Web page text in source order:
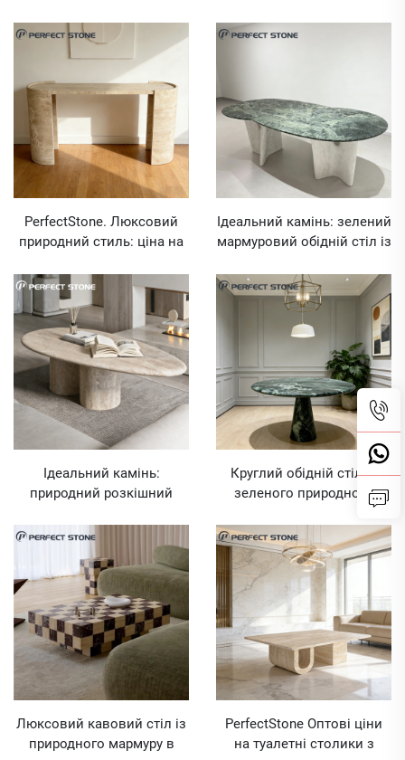
екологічному стилі
PerfectStone для проектів
внутрішньої інженерії
входовий стіл із
PerfectStone. Люксовий
природний стиль: ціна на
травертину для проекту
внутрішньої будівельної
обробки
Ідеальний камінь: зелений
мармуровий обідній стіл із
ніжками для проєктів
елітних вілл та готелів
Ідеальний камінь:
природний розкішний
журнальний стіл у стилі
внутрішньої архітектури та
інтер’єру
Круглий обідній стіл із
зеленого природного
мармуру PerfectStone для
будівництва елітних вілл
та готелів
Люксовий кавовий стіл із
природного мармуру в
PerfectStone Оптові ціни
на туалетні столики з